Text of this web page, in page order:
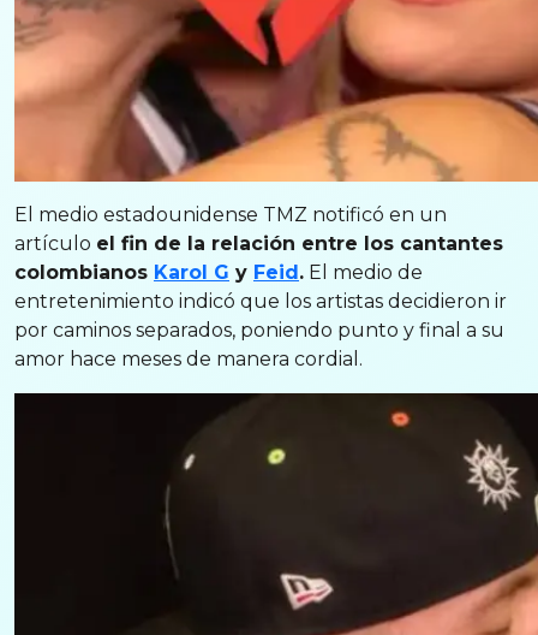
El medio estadounidense TMZ notificó en un
artículo el fin de la relación entre los cantantes
colombianos Karol G y Feid. El medio de
entretenimiento indicó que los artistas decidieron ir
por caminos separados, poniendo punto y final a su
amor hace meses de manera cordial.